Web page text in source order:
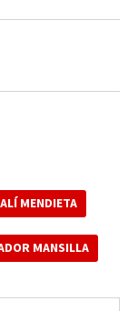
MENDIETA
MANSILLA